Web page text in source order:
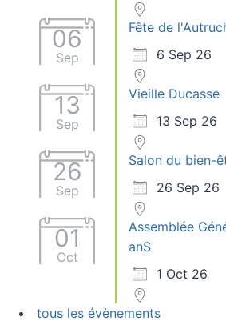
06
Sep
Fête de
6 Sep 26
13
Sep
Vieille Ducasse
13 Sep 26
26
Sep
Salon du bien-
26 Sep 26
01
Oct
Assemblée
anS
1 Oct 26
tous les évènements